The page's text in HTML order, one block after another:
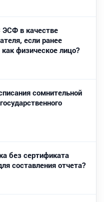
ЭСФ в качестве
если ранее
физическое лицо?
сомнительной
без сертификата
составления отчета?